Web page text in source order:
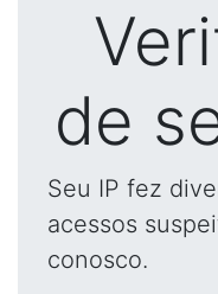
de
Seu IP fez
acessos
conosco.